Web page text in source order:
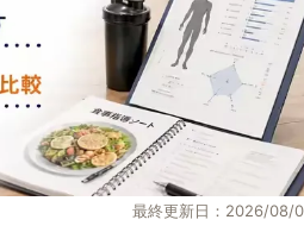
最終更新日：2026/08/